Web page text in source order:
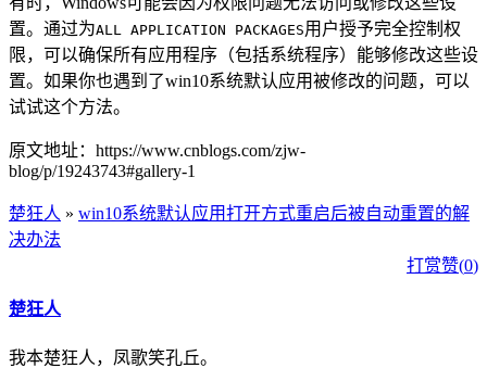
置。通过为ALL APPLICATION PACKAGES用户授予完全控制权
限，可以确保所有应用程序（包括系统程序）能够修改这些设
置。如果你也遇到了win10系统默认应用被修改的问题，可以
试试这个方法。
原文地址：https://www.cnblogs.com/zjw-
blog/p/19243743#gallery-1
楚狂人 » win10系统默认应用打开方式重启后被自动重置的解
决办法
打赏赞(0)
楚狂人
我本楚狂人，凤歌笑孔丘。